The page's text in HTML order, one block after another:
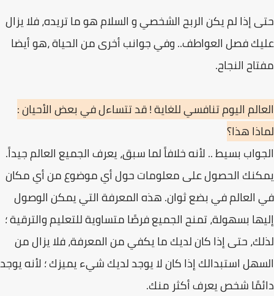
حتى إذا لم یكن الربح الشخصي و السلام ھو ما تریده، فلا یزال
علیك فصل العواطف.. وفي جوانب أخرى من الحیاة ،ھو أیضا
مفتاح النجاح.
العالم الیوم تنافسي للغایة ! قد تتساءل في بعض الأحیان :
لماذا ھذا؟
الجواب بسیط .. لأنه خلافاً لما سبق، یعرف الجمیع العالم جیداً.
یمكنك الحصول على معلومات حول أي موضوع من أي مكان
في العالم في بضع ثوان. ھذه المعرفة التي یمكن الوصول
إلیھا بسھولة، تمنح الجمیع فرصًا متساویة للتعلیم والترقیة ؛
لذلك، حتى إذا كان لدیك ما یكفي من المعرفة، فلا یزال من
السھل استبدالك إذا كان لا یوجد لدیك شيء یمیزك ؛ لأنه یوجد
دائمًا شخص یعرف أكثر منك.